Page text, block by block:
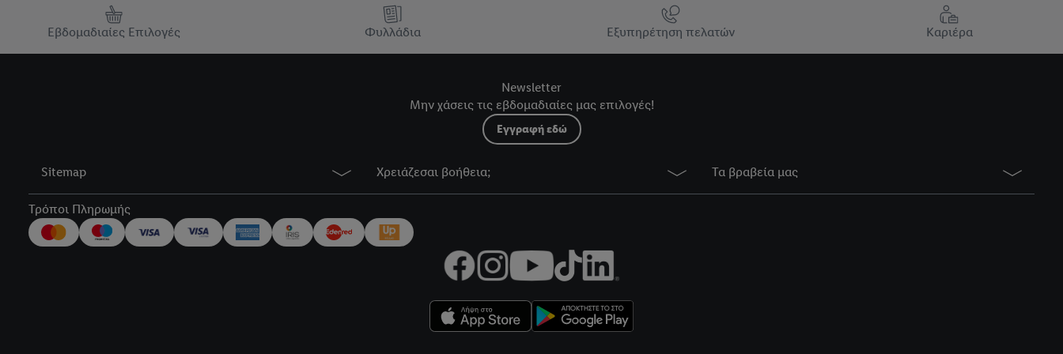
Εβδομαδιαίες Επιλογές Φυλλάδια Εξυπηρέτηση πελατών Καριέρα
Newsletter
Μην χάσεις τις εβδομαδιαίες μας επιλογές!
Εγγραφή εδώ
Sitemap Χρειάζεσαι βοήθεια; Τα βραβεία μας
Τρόποι Πληρωμής